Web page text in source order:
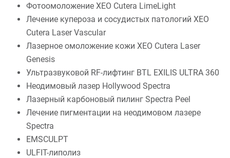
Фотоомоложение XEO Cutera LimeLight
Лечение купероза и сосудистых патологий XEO
Cutera Laser Vascular
Лазерное омоложение кожи XEO Cutera Laser
Genesis
Ультразвуковой RF-лифтинг BTL EXILIS ULTRA 360
Неодимовый лазер Hollywood Spectra
Лазерный карбоновый пилинг Spectra Peel
Лечение пигментации на неодимовом лазере
Spectra
EMSCULPT
ULFIT-липолиз